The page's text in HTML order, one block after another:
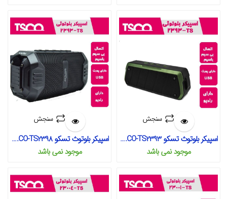
سنجش
اسپیکر بلوتوث تسکو TS.CO-TS2393
موجود نمی‌ باشد
سنجش
اسپیکر بلوتوث تسکو TS.CO-TS2398
موجود نمی‌ باشد